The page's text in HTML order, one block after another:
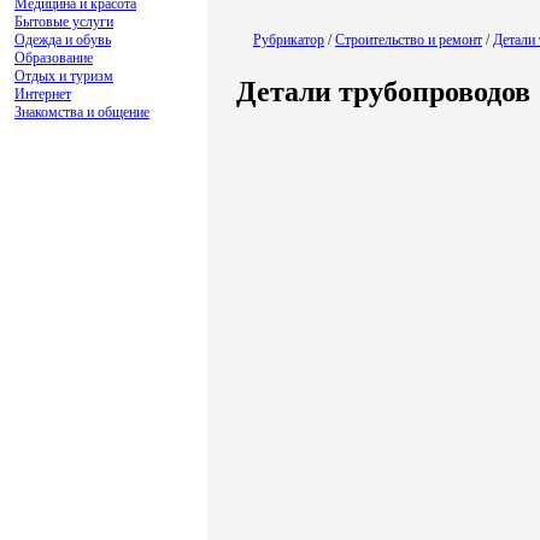
Медицина и красота
Бытовые услуги
Одежда и обувь
Образование
Отдых и туризм
Интернет
Знакомства и общение
Рубрикатор /Строительство и ремонт /Детали
Детали трубопроводов